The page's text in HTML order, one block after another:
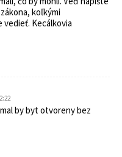
koľkými
Kecálkovia
by byt otvoreny bez